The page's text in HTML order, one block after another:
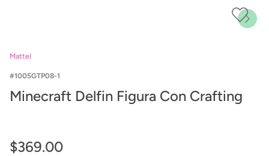
Mattel
1005GTP08-1
Minecraft Delfin Figura Con Crafting
$369.00